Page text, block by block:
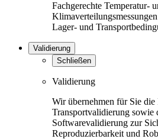
Fachgerechte Temperatur-
Lager- und
Validierung
Schließen
Validierung
Wir übernehmen für Sie die
Transportvalidierung sowie
Softwarevalidierung zur
Reproduzierbarkeit und